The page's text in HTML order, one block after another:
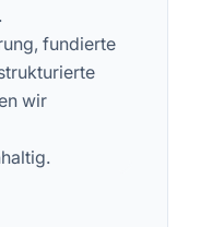
fundierte
wir